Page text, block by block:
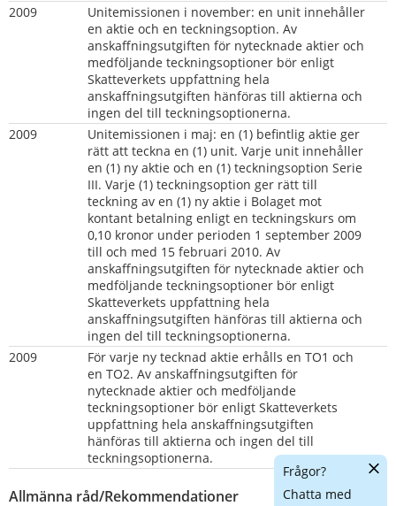
2009
Unitemissionen i november: en unit innehåller
en aktie och en teckningsoption. Av
anskaffningsutgiften för nytecknade aktier och
medföljande teckningsoptioner bör enligt
Skatteverkets uppfattning hela
anskaffningsutgiften hänföras till aktierna och
ingen del till teckningsoptionerna.
2009
Unitemissionen i maj: en (1) befintlig aktie ger
rätt att teckna en (1) unit. Varje unit innehåller
en (1) ny aktie och en (1) teckningsoption Serie
III. Varje (1) teckningsoption ger rätt till
teckning av en (1) ny aktie i Bolaget mot
kontant betalning enligt en teckningskurs om
0,10 kronor under perioden 1 september 2009
till och med 15 februari 2010. Av
anskaffningsutgiften för nytecknade aktier och
medföljande teckningsoptioner bör enligt
Skatteverkets uppfattning hela
anskaffningsutgiften hänföras till aktierna och
ingen del till teckningsoptionerna.
2009
För varje ny tecknad aktie erhålls en TO1 och
en TO2. Av anskaffningsutgiften för
nytecknade aktier och medföljande
teckningsoptioner bör enligt Skatteverkets
uppfattning hela anskaffningsutgiften
hänföras till aktierna och ingen del till
teckningsoptionerna.
Allmänna råd/Rekommendationer
Frågor?
Chatta med
Dölj